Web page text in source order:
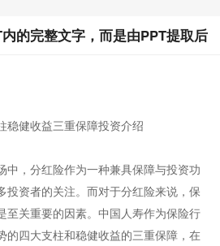
的完整文字，而是由PPT提取后
稳健收益三重保障投资介绍
中，分红险作为一种兼具保障与投资功
投资者的关注。而对于分红险来说，保
至关重要的因素。中国人寿作为保险行
的四大支柱和稳健收益的三重保障，在